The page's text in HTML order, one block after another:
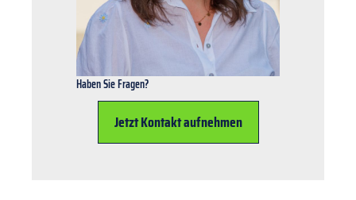
Haben Sie Fragen?
Jetzt Kontakt aufnehmen